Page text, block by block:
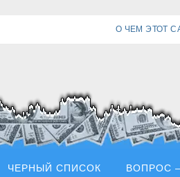
О ЧЕМ ЭТОТ
ЧЕРНЫЙ СПИСОК ВОПРОС